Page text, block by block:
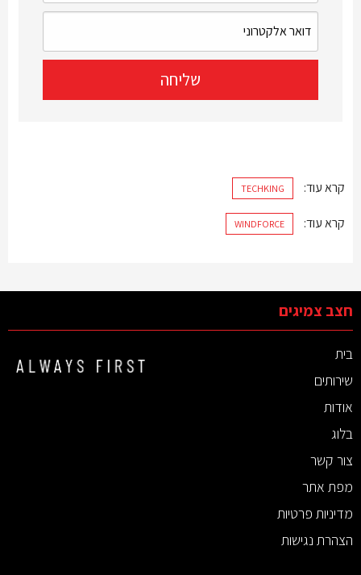
קרא עוד: TECHKING
קרא עוד: WINDFORCE
חצב צמיגים
בית
שירותים
אודות
בלוג
צור קשר
מפת אתר
מדיניות פרטיות
הצהרת נגישות